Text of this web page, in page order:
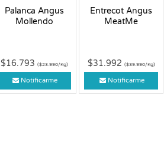
Palanca Angus
Mollendo
$16.793 ($23.990/Kg)
Notificarme
Entrecot Angus
MeatMe
$31.992 ($39.990/Kg)
Notificarme